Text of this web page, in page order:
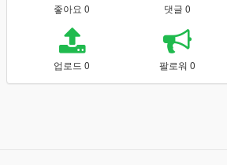
좋아요 0 댓글 0
업로드 0 팔로워 0